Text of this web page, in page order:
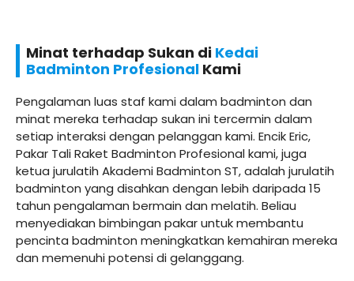
Minat terhadap Sukan di Kedai
Badminton Profesional Kami
Pengalaman luas staf kami dalam badminton dan
minat mereka terhadap sukan ini tercermin dalam
setiap interaksi dengan pelanggan kami. Encik Eric,
Pakar Tali Raket Badminton Profesional kami, juga
ketua jurulatih Akademi Badminton ST, adalah jurulatih
badminton yang disahkan dengan lebih daripada 15
tahun pengalaman bermain dan melatih. Beliau
menyediakan bimbingan pakar untuk membantu
pencinta badminton meningkatkan kemahiran mereka
dan memenuhi potensi di gelanggang.